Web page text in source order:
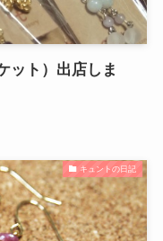
ット）出店しま
キュントの日記